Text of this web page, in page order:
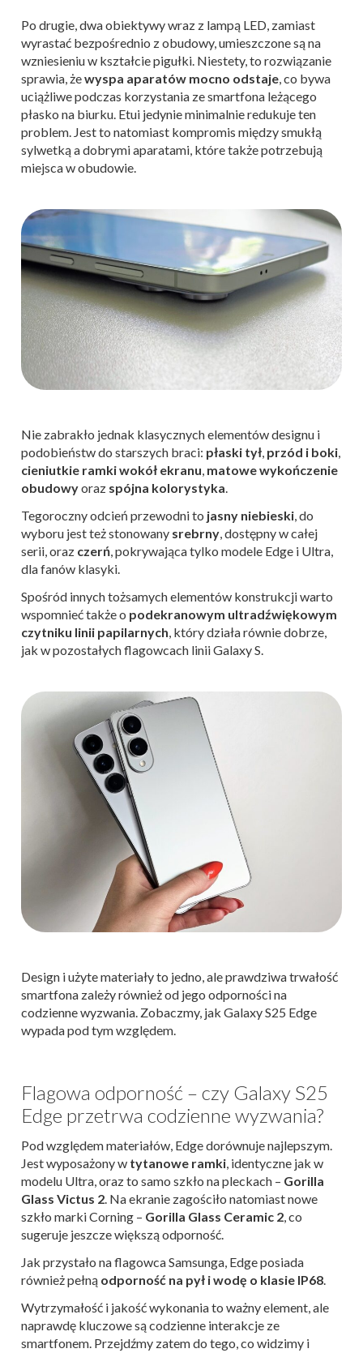
Po drugie, dwa obiektywy wraz z lampą LED, zamiast
wyrastać bezpośrednio z obudowy, umieszczone są na
wzniesieniu w kształcie pigułki. Niestety, to rozwiązanie
sprawia, żewyspa aparatów mocno odstaje, co bywa
uciążliwe podczas korzystania ze smartfona leżącego
płasko na biurku. Etui jedynie minimalnie redukuje ten
problem. Jest to natomiast kompromis między smukłą
sylwetką a dobrymi aparatami, które także potrzebują
miejsca w obudowie.
Nie zabrakło jednak klasycznych elementów designu i
podobieństw do starszych braci: płaski tył, przód i boki,
cieniutkie ramki wokół ekranu, matowe wykończenie
obudowyoraz spójna kolorystyka.
Tegoroczny odcień przewodni to jasny niebieski, do
wyboru jest też stonowany srebrny, dostępny w całej
serii, oraz czerń, pokrywająca tylko modele Edge i Ultra,
dla fanów klasyki.
Spośród innych tożsamych elementów konstrukcji warto
wspomnieć także o podekranowym ultradźwiękowym
czytniku linii papilarnych, który działa równie dobrze,
jak w pozostałych flagowcach linii Galaxy S.
Design i użyte materiały to jedno, ale prawdziwa trwałość
smartfona zależy również od jego odporności na
codzienne wyzwania. Zobaczmy, jak Galaxy S25 Edge
wypada pod tym względem.
Flagowa odporność – czy Galaxy S25
Edge przetrwa codzienne wyzwania?
Pod względem materiałów, Edge dorównuje najlepszym.
Jest wyposażony w tytanowe ramki, identyczne jak w
modelu Ultra, oraz to samo szkło na pleckach – Gorilla
Glass Victus 2. Na ekranie zagościło natomiast nowe
szkło marki Corning – Gorilla Glass Ceramic 2, co
sugeruje jeszcze większą odporność.
Jak przystało na flagowca Samsunga, Edge posiada
również pełną odporność na pył i wodę o klasie IP68.
Wytrzymałość i jakość wykonania to ważny element, ale
naprawdę kluczowe są codzienne interakcje ze
smartfonem. Przejdźmy zatem do tego, co widzimy i